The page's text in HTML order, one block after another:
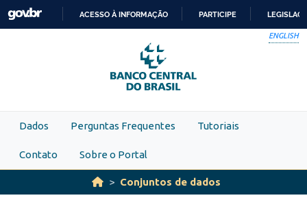
Skip to main content
PARA
O
CONTEÚDO
ACESSO À INFORMAÇÃO PARTICIPE
ENGLISH
Dados Perguntas Frequentes Tutoriais
Contato Sobre o Portal
Conjuntos de dados